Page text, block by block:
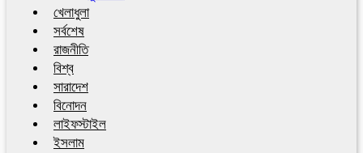
খেলাধুলা
সর্বশেষ
রাজনীতি
বিশ্ব
সারাদেশ
বিনোদন
লাইফস্টাইল
ইসলাম